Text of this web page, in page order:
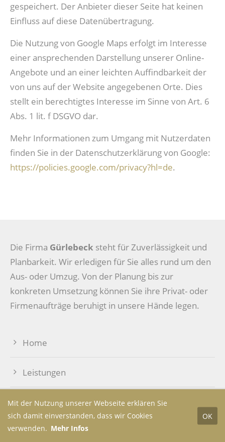
gespeichert. Der Anbieter dieser Seite hat keinen
Einfluss auf diese Datenübertragung.
Die Nutzung von Google Maps erfolgt im Interesse
einer ansprechenden Darstellung unserer Online-
Angebote und an einer leichten Auffindbarkeit der
von uns auf der Website angegebenen Orte. Dies
stellt ein berechtigtes Interesse im Sinne von Art. 6
Abs. 1 lit. f DSGVO dar.
Mehr Informationen zum Umgang mit Nutzerdaten
finden Sie in der Datenschutzerklärung von Google:
https://policies.google.com/privacy?hl=de.
Die Firma Gürlebeck steht für Zuverlässigkeit und
Planbarkeit. Wir erledigen für Sie alles rund um den
Aus- oder Umzug. Von der Planung bis zur
konkreten Umsetzung können Sie ihre Privat- oder
Firmenaufträge beruhigt in unsere Hände legen.
Home
Leistungen
Über uns
Kontakt
Mit der Nutzung unserer Webseite erklären Sie
sich damit einverstanden, dass wir Cookies
verwenden. Mehr Infos
OK